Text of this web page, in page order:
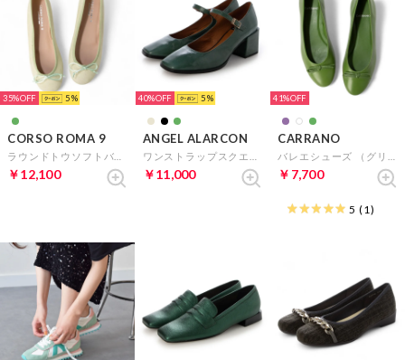
35% 5
CORSO ROMA 9
￥12,100
40% 5
ANGEL ALARCON
￥11,000
41%
CARRANO
￥7,700
5 (1)